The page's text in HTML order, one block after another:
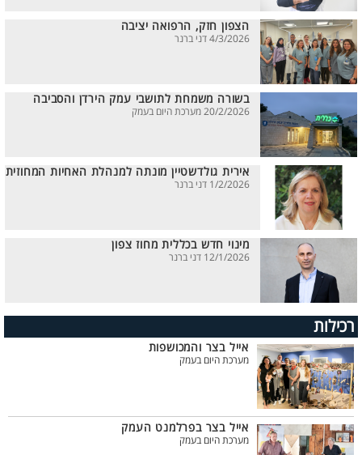
הצפון חזק, הרפואה יציבה
4/3/2026 דני ברנר
בשורה משמחת לתושבי עמק הירדן והסביבה
20/2/2026 מערכת היום בעמק
אירית גולדשטיין מונתה למנהלת האחיות המחוזית
1/2/2026 דני ברנר
מינוי חדש בכללית מחוז צפון
12/1/2026 דני ברנר
רכילות
אייל בצר והמכושפות
מערכת היום בעמק
אייל בצר בפרלמנט העמק
מערכת היום בעמק